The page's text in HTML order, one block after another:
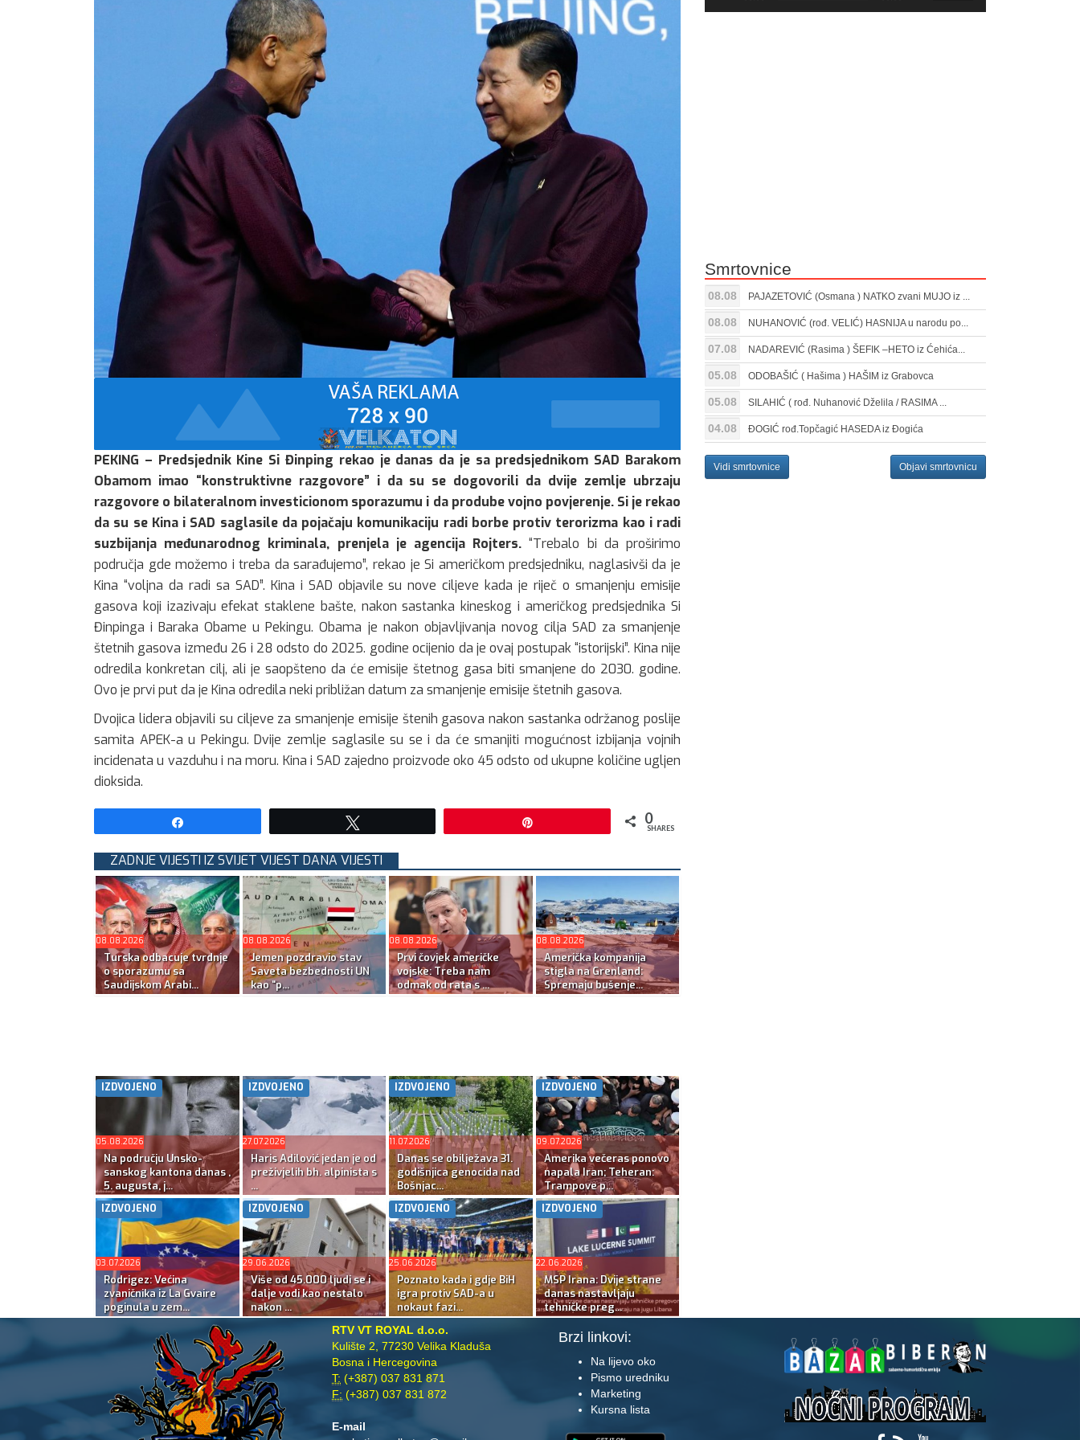
PEKING – Predsjednik Kine Si Đinping rekao je danas da je sa predsjednikom SAD Barakom
Obamom imao “konstruktivne razgovore” i da su se dogovorili da dvije zemlje ubrzaju
razgovore o bilateralnom investicionom sporazumu i da prodube vojno povjerenje. Si je rekao
da su se Kina i SAD saglasile da pojačaju komunikaciju radi borbe protiv terorizma kao i radi
suzbijanja međunarodnog kriminala, prenjela je agencija Rojters. “Trebalo bi da proširimo
područja gde možemo i treba da sarađujemo”, rekao je Si američkom predsjedniku, naglasivši da je
Kina “voljna da radi sa SAD”. Kina i SAD objavile su nove ciljeve kada je riječ o smanjenju emisije
gasova koji izazivaju efekat staklene bašte, nakon sastanka kineskog i američkog predsjednika Si
Đinpinga i Baraka Obame u Pekingu. Obama je nakon objavljivanja novog cilja SAD za smanjenje
štetnih gasova između 26 i 28 odsto do 2025. godine ocijenio da je ovaj postupak “istorijski”. Kina nije
odredila konkretan cilj, ali je saopšteno da će emisije štetnog gasa biti smanjene do 2030. godine.
Ovo je prvi put da je Kina odredila neki približan datum za smanjenje emisije štetnih gasova.
Dvojica lidera objavili su ciljeve za smanjenje emisije štenih gasova nakon sastanka održanog poslije
samita APEK-a u Pekingu. Dvije zemlje saglasile su se i da će smanjiti mogućnost izbijanja vojnih
incidenata u vazduhu i na moru. Kina i SAD zajedno proizvode oko 45 odsto od ukupne količine ugljen
dioksida.
0
SHARES
ZADNJE VIJESTI IZ SVIJET VIJEST DANA VIJESTI
08.08.2026
Turska odbacuje tvrdnje
o sporazumu sa
Saudijskom Arabi...
08.08.2026
Jemen pozdravio stav
Saveta bezbednosti UN
kao “p...
08.08.2026
Prvi čovjek američke
vojske: Treba nam
odmak od rata s ...
08.08.2026
Američka kompanija
stigla na Grenland:
Spremaju bušenje...
IZDVOJENO
05.08.2026
Na području Unsko-
sanskog kantona danas ,
5. augusta, j...
IZDVOJENO
27.07.2026
Haris Adilović jedan je od
preživjelih bh. alpinista s
...
IZDVOJENO
11.07.2026
Danas se obilježava 31.
godišnjica genocida nad
Bošnjac...
IZDVOJENO
09.07.2026
Amerika večeras ponovo
napala Iran; Teheran:
Trampove p...
IZDVOJENO
03.07.2026
Rodrigez: Većina
zvaničnika iz La Gvaire
poginula u zem...
IZDVOJENO
29.06.2026
Više od 45.000 ljudi se i
dalje vodi kao nestalo
nakon ...
IZDVOJENO
25.06.2026
Poznato kada i gdje BiH
igra protiv SAD-a u
nokaut fazi...
IZDVOJENO
22.06.2026
MSP Irana: Dvije strane
danas nastavljaju
tehničke preg...
Gore/Dole
Smrtovnice
08.08 PAJAZETOVIĆ (Osmana ) NATKO zvani MUJO iz ...
08.08 NUHANOVIĆ (rođ. VELIĆ) HASNIJA u narodu po...
07.08 NADAREVIĆ (Rasima ) ŠEFIK –HETO iz Ćehića...
05.08 ODOBAŠIĆ ( Hašima ) HAŠIM iz Grabovca
05.08 SILAHIĆ ( rođ. Nuhanović Dželila / RASIMA ...
04.08 ĐOGIĆ rođ.Topčagić HASEDA iz Đogića
Vidi smrtovnice Objavi smrtovnicu
RTV VT ROYAL d.o.o.
Kulište 2, 77230 Velika Kladuša
Bosna i Hercegovina
T: (+387) 037 831 871
F: (+387) 037 831 872
E-mail
Brzi linkovi:
Na lijevo oko
Pismo uredniku
Marketing
Kursna lista